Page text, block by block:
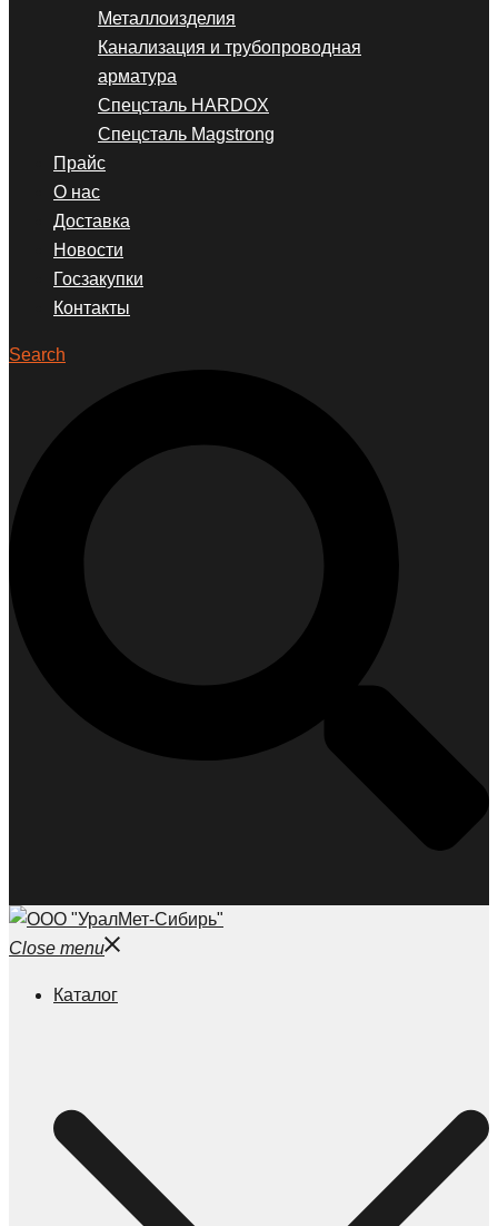
Металлоизделия
Канализация и трубопроводная
арматура
Спецсталь HARDOX
Спецсталь Magstrong
Прайс
О нас
Доставка
Новости
Госзакупки
Контакты
Search
Close menu
Каталог